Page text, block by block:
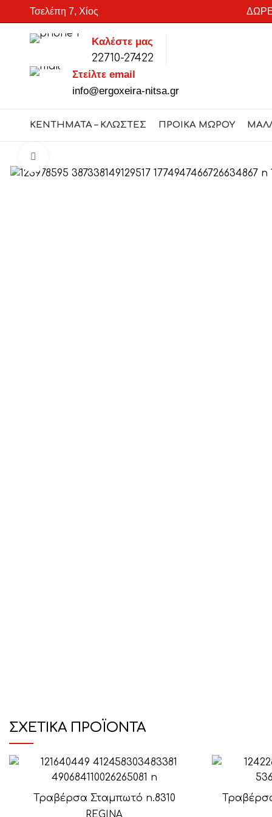
Τσελέπη 7, Χίος
Καλέστε μας
22710-27422
Στείλτε email
info@ergoxeira-nitsa.gr
ΚΕΝΤΗΜΑΤΑ – ΚΛΩΣΤΕΣ ΠΡΟΙΚΑ ΜΩΡΟΥ
ΣΧΕΤΙΚΆ ΠΡΟΪΌΝΤΑ
Τραβέρσα Σταμπωτό n.8310
REGINA
SEARCH
Start typing to see products you are looking for.